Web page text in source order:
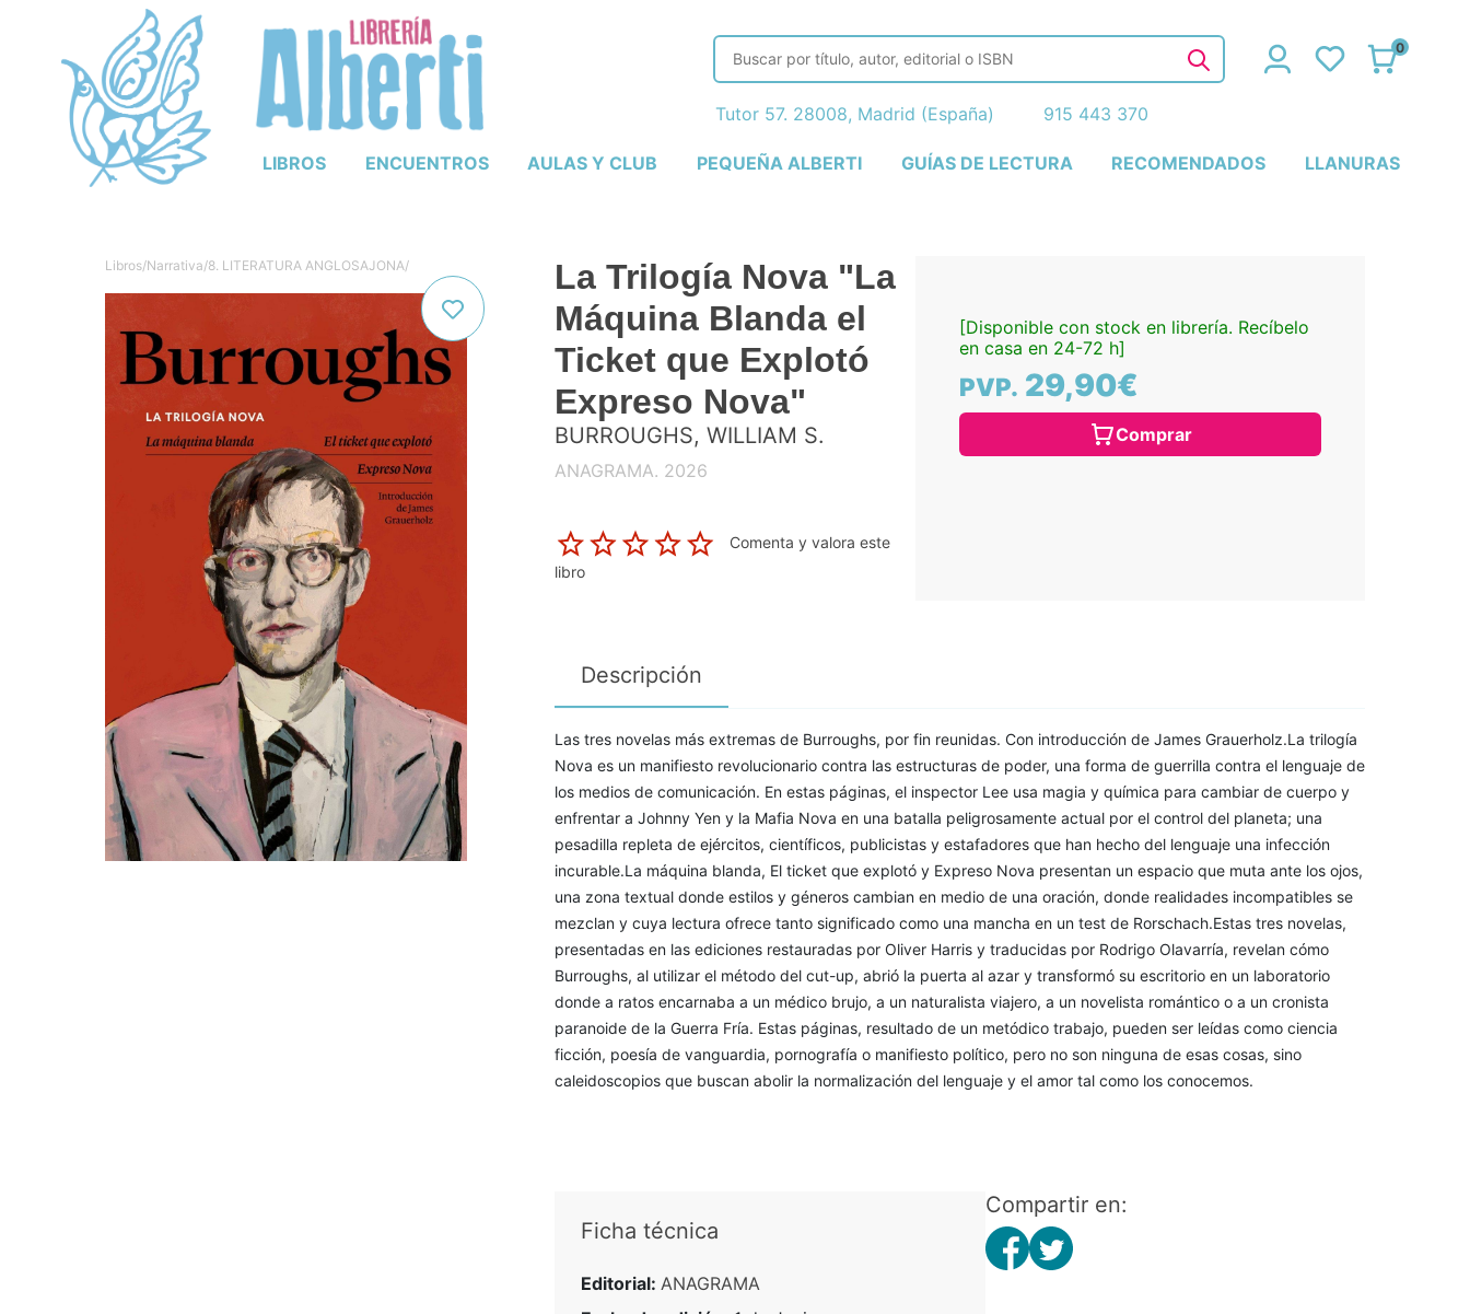
LIBROS ENCUENTROS AULAS Y CLUB PEQUEÑA ALBERTI GUÍAS DE LECTURA RECOMENDADOS LLANURAS
0
Tutor 57. 28008, Madrid (España) 915 443 370
Libros/Narrativa/8. LITERATURA ANGLOSAJONA/
La Trilogía Nova "La
Máquina Blanda el
Ticket que Explotó
Expreso Nova"
BURROUGHS, WILLIAM S.
ANAGRAMA. 2026
Comenta y valora este
libro
[Disponible con stock en librería. Recíbelo
en casa en 24-72 h]
PVP. 29,90€
Comprar
Descripción
Las tres novelas más extremas de Burroughs, por fin reunidas. Con introducción de James Grauerholz.La trilogía
Nova es un manifiesto revolucionario contra las estructuras de poder, una forma de guerrilla contra el lenguaje de
los medios de comunicación. En estas páginas, el inspector Lee usa magia y química para cambiar de cuerpo y
enfrentar a Johnny Yen y la Mafia Nova en una batalla peligrosamente actual por el control del planeta; una
pesadilla repleta de ejércitos, científicos, publicistas y estafadores que han hecho del lenguaje una infección
incurable.La máquina blanda, El ticket que explotó y Expreso Nova presentan un espacio que muta ante los ojos,
una zona textual donde estilos y géneros cambian en medio de una oración, donde realidades incompatibles se
mezclan y cuya lectura ofrece tanto significado como una mancha en un test de Rorschach.Estas tres novelas,
presentadas en las ediciones restauradas por Oliver Harris y traducidas por Rodrigo Olavarría, revelan cómo
Burroughs, al utilizar el método del cut-up, abrió la puerta al azar y transformó su escritorio en un laboratorio
donde a ratos encarnaba a un médico brujo, a un naturalista viajero, a un novelista romántico o a un cronista
paranoide de la Guerra Fría. Estas páginas, resultado de un metódico trabajo, pueden ser leídas como ciencia
ficción, poesía de vanguardia, pornografía o manifiesto político, pero no son ninguna de esas cosas, sino
caleidoscopios que buscan abolir la normalización del lenguaje y el amor tal como los conocemos.
Ficha técnica
Editorial: ANAGRAMA
Compartir en: